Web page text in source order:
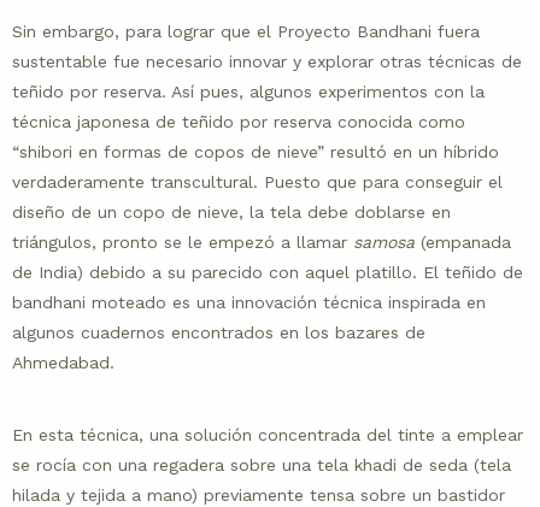
Sin embargo, para lograr que el Proyecto Bandhani fuera
sustentable fue necesario innovar y explorar otras técnicas de
teñido por reserva. Así pues, algunos experimentos con la
técnica japonesa de teñido por reserva conocida como
“shibori en formas de copos de nieve” resultó en un híbrido
verdaderamente transcultural. Puesto que para conseguir el
diseño de un copo de nieve, la tela debe doblarse en
triángulos, pronto se le empezó a llamar samosa (empanada
de India) debido a su parecido con aquel platillo. El teñido de
bandhani moteado es una innovación técnica inspirada en
algunos cuadernos encontrados en los bazares de
Ahmedabad.
En esta técnica, una solución concentrada del tinte a emplear
se rocía con una regadera sobre una tela khadi de seda (tela
hilada y tejida a mano) previamente tensa sobre un bastidor